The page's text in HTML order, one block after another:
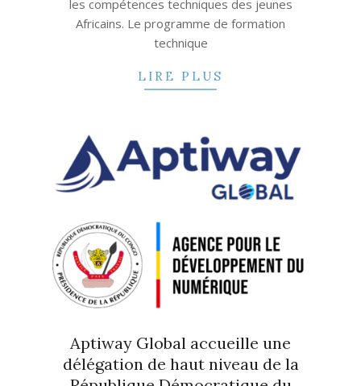
les compétences techniques des jeunes
Africains. Le programme de formation
technique
LIRE PLUS
Aptiway Global accueille une
délégation de haut niveau de la